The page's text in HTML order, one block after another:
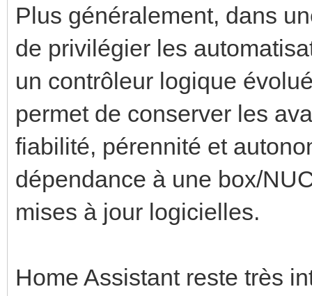
Plus généralement, dans
de privilégier les
un contrôleur logique
permet de conserver les
fiabilité, pérennité et
dépendance à une box/
mises à jour logicielles.
Home Assistant reste très